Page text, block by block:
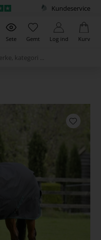
Kundeservice
Sete Gemt Log ind Kurv